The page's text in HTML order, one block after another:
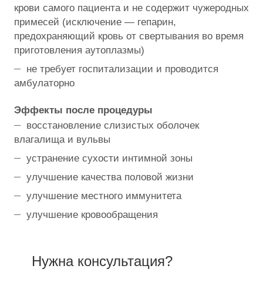
крови самого пациента и не содержит чужеродных
примесей (исключение — гепарин,
предохраняющий кровь от свертывания во время
приготовления аутоплазмы)
не требует госпитализации и проводится
амбулаторно
Эффекты после процедуры
восстановление слизистых оболочек
влагалища и вульвы
устранение сухости интимной зоны
улучшение качества половой жизни
улучшение местного иммунитета
улучшение кровообращения
Нужна консультация?